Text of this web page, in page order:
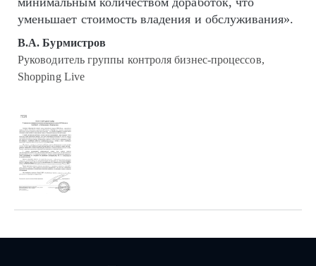
уменьшает стоимость владения и обслуживания».
В.А. Бурмистров
Руководитель группы контроля бизнес-процессов,
Shopping Live